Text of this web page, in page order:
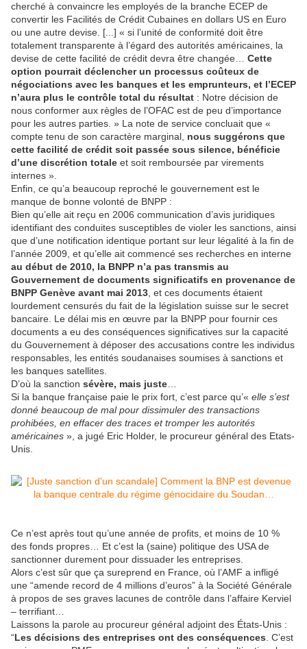
cherché à convaincre les employés de la branche ECEP de
convertir les Facilités de Crédit Cubaines en dollars US en Euro
ou une autre devise. [...] « si l’unité de conformité doit être
totalement transparente à l’égard des autorités américaines, la
devise de cette facilité de crédit devra être changée… Cette
option pourrait déclencher un processus coûteux de
négociations avec les banques et les emprunteurs, et l’ECEP
n’aura plus le contrôle total du résultat : Notre décision de
nous conformer aux règles de l’OFAC est de peu d’importance
pour les autres parties. » La note de service concluait que «
compte tenu de son caractère marginal, nous suggérons que
cette facilité de crédit soit passée sous silence, bénéficie
d’une discrétion totale et soit remboursée par virements
internes ».
Enfin, ce qu’a beaucoup reproché le gouvernement est le
manque de bonne volonté de BNPP :
Bien qu’elle ait reçu en 2006 communication d’avis juridiques
identifiant des conduites susceptibles de violer les sanctions, ainsi
que d’une notification identique portant sur leur légalité à la fin de
l’année 2009, et qu’elle ait commencé ses recherches en interne
au début de 2010, la BNPP n’a pas transmis au
Gouvernement de documents significatifs en provenance de
BNPP Genève avant mai 2013 , et ces documents étaient
lourdement censurés du fait de la législation suisse sur le secret
bancaire. Le délai mis en œuvre par la BNPP pour fournir ces
documents a eu des conséquences significatives sur la capacité
du Gouvernement à déposer des accusations contre les individus
responsables, les entités soudanaises soumises à sanctions et
les banques satellites.
D’où la sanction sévère, mais juste
Si la banque française paie le prix fort, c’est parce qu’« elle s’est
donné beaucoup de mal pour dissimuler des transactions
prohibées, en effacer des traces et tromper les autorités
américaines », a jugé Eric Holder, le procureur général des Etats-
Unis.
Ce n’est après tout qu’une année de profits, et moins de 10 %
des fonds propres… Et c’est la (saine) politique des USA de
sanctionner durement pour dissuader les entreprises.
Alors c’est sûr que ça sureprend en France, où l’AMF a infligé
une “amende record de 4 millions d’euros” à la Société Générale
à propos de ses graves lacunes de contrôle dans l’affaire Kerviel
– terrifiant…
Laissons la parole au procureur général adjoint des États-Unis :
“Les décisions des entreprises ont des conséquences . C’est